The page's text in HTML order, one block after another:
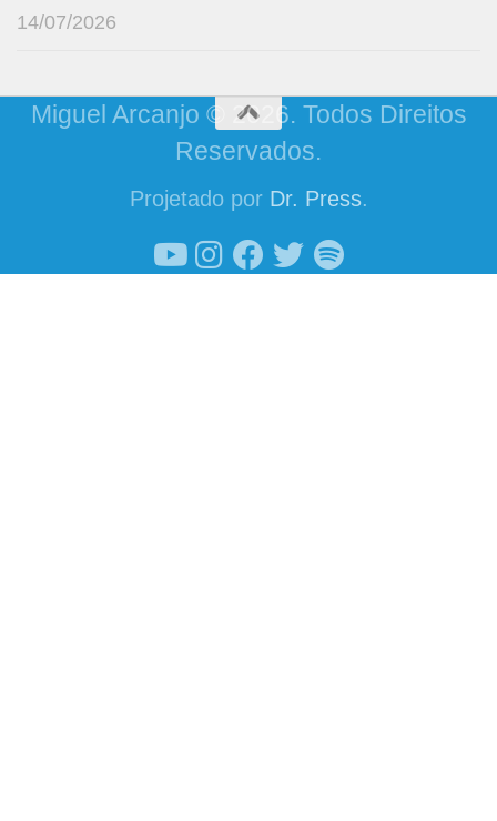
14/07/2026
Miguel Arcanjo © 2026. Todos Direitos
Reservados.
Projetado por Dr. Press.